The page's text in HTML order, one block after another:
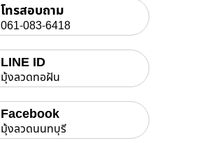
โทรสอบถาม
061-083-6418
LINE ID
มุ้งลวดทอฝัน
Facebook
มุ้งลวดนนทบุรี